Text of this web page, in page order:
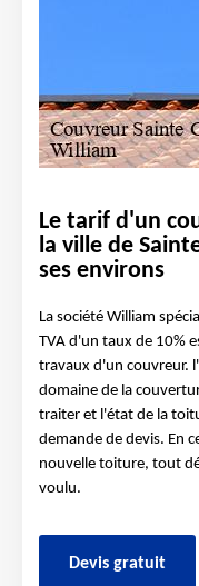
Le tarif d'un
la ville de
ses environs
La société William
TVA d'un taux de 10%
travaux d'un couvreur.
domaine de la
traiter et l'état de la
demande de devis. En
nouvelle toiture, tout
voulu.
Devis gratuit